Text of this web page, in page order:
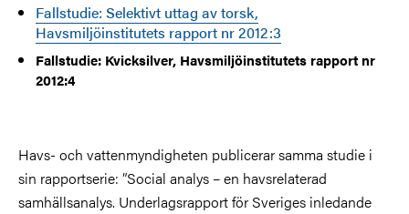
Fallstudie: Selektivt uttag av torsk,
Havsmiljöinstitutets rapport nr 2012:3
Fallstudie: Kvicksilver, Havsmiljöinstitutets rapport nr
2012:4
Havs- och vattenmyndigheten publicerar samma studie i
sin rapportserie: ”Social analys – en havsrelaterad
samhällsanalys. Underlagsrapport för Sveriges inledande